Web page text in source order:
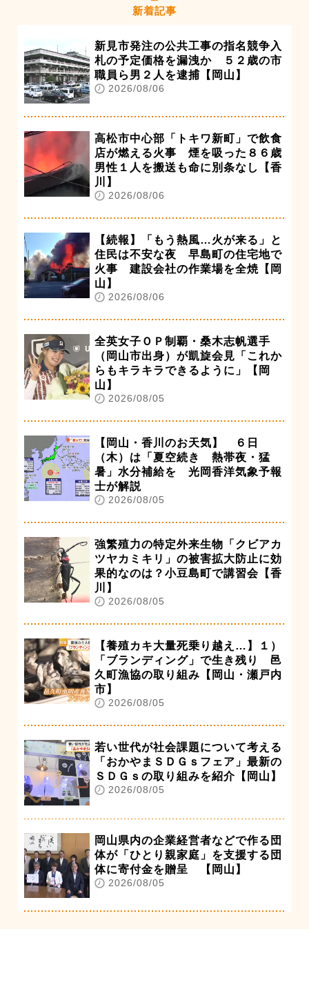
新着記事
新見市発注の公共工事の指名競争入
札の予定価格を漏洩か ５２歳の市
職員ら男２人を逮捕【岡山】
2026/08/06
高松市中心部「トキワ新町」で飲食
店が燃える火事 煙を吸った８６歳
男性１人を搬送も命に別条なし【香
川】
2026/08/06
【続報】「もう熱風…火が来る」と
住民は不安な夜 早島町の住宅地で
火事 建設会社の作業場を全焼【岡
山】
2026/08/06
全英女子ＯＰ制覇・桑木志帆選手
（岡山市出身）が凱旋会見「これか
らもキラキラできるように」【岡
山】
2026/08/05
【岡山・香川のお天気】 ６日
（木）は「夏空続き 熱帯夜・猛
暑」水分補給を 光岡香洋気象予報
士が解説
2026/08/05
強繁殖力の特定外来生物「クビアカ
ツヤカミキリ」の被害拡大防止に効
果的なのは？小豆島町で講習会【香
川】
2026/08/05
【養殖カキ大量死乗り越え…】１）
「ブランディング」で生き残り 邑
久町漁協の取り組み【岡山・瀬戸内
市】
2026/08/05
若い世代が社会課題について考える
「おかやまＳＤＧｓフェア」最新の
ＳＤＧｓの取り組みを紹介【岡山】
2026/08/05
岡山県内の企業経営者などで作る団
体が「ひとり親家庭」を支援する団
体に寄付金を贈呈 【岡山】
2026/08/05